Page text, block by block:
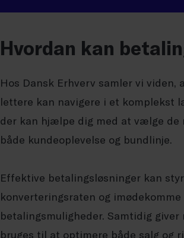
Hvordan kan
Hos Dansk Erhverv samler vi
lettere kan navigere i et komplekst
der kan hjælpe dig med at vælge de
både kundeoplevelse og bundlinje.
Effektive betalingsløsninger kan
konverteringsraten og
betalingsmuligheder. Samtidig
bruges til at optimere både salg og